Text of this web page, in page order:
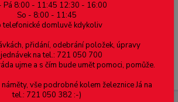
Menu
Pá 8:00 - 11:45 12:30 - 16:00
So - 8:00 - 11:45
telefonické domluvě kdykoliv
přidání, odebrání položek, úpravy
na tel.: 721 050 700
ujme a s čím bude umět pomoci, pomůže.
vše podrobné kolem železnice Já na
tel.: 721 050 382 :-)